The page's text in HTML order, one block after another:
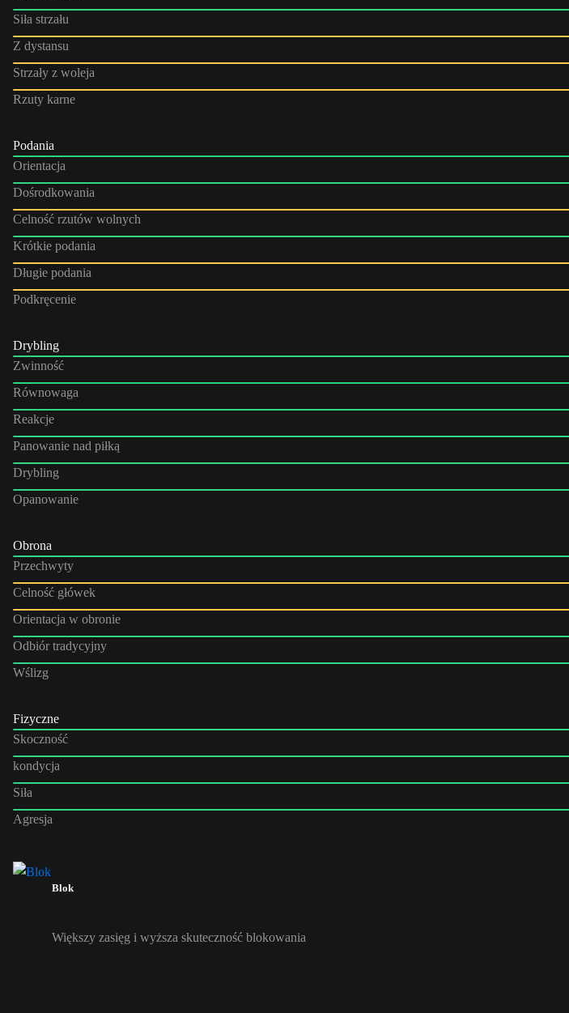
Siła strzału
Z dystansu
Strzały z woleja
Rzuty karne
Podania
Orientacja
Dośrodkowania
Celność rzutów wolnych
Krótkie podania
Długie podania
Podkręcenie
Drybling
Zwinność
Równowaga
Reakcje
Panowanie nad piłką
Drybling
Opanowanie
Obrona
Przechwyty
Celność główek
Orientacja w obronie
Odbiór tradycyjny
Wślizg
Fizyczne
Skoczność
kondycja
Siła
Agresja
Blok
Większy zasięg i wyższa skuteczność blokowania